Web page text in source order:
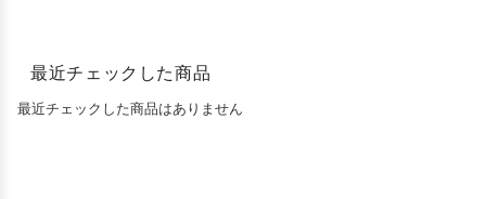
最近チェックした商品
最近チェックした商品はありません